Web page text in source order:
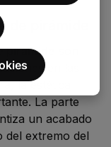
de pirámide
en las
la estética
La parte
un acabado
del extremo del